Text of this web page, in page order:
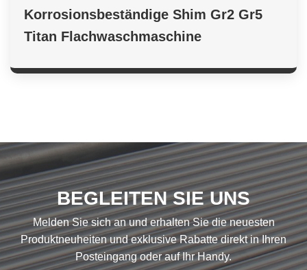
Korrosionsbeständige Shim Gr2 Gr5
Titan Flachwaschmaschine
BEGLEITEN SIE UNS
Melden Sie sich an und erhalten Sie die neuesten
Produktneuheiten und exklusive Rabatte direkt in Ihren
Posteingang oder auf Ihr Handy.